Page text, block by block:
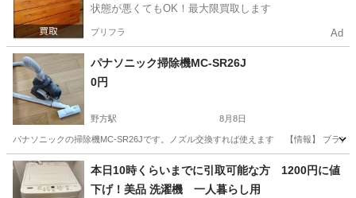
状態が悪くてもOK！最大限買取します
プリフラ Ad
パナソニック掃除機MC-SR26J
0円
野方駅 8月8日
パナソニックの掃除機MC-SR26Jです。ノズル交換すれば使えます 【情報】 ブラン
東京 中野区 野方駅 生活家電
本日10時くらいまでに引取可能な方 1200円に値
下げ！美品 洗濯機 一人暮らし用